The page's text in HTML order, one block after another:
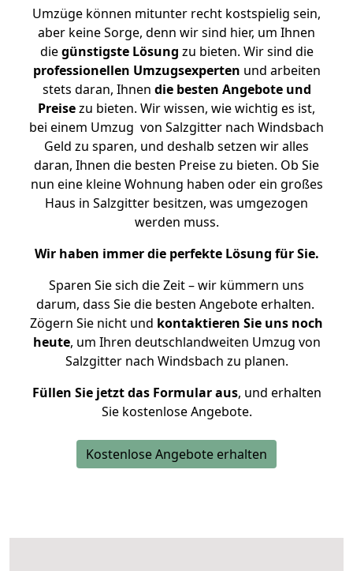
Umzüge können mitunter recht kostspielig sein,
aber keine Sorge, denn wir sind hier, um Ihnen
diegünstigste Lösung zu bieten. Wir sind die
professionellen Umzugsexperten und arbeiten
stets daran, Ihnen die besten Angebote und
Preisezu bieten. Wir wissen, wie wichtig es ist,
bei einem Umzug von Salzgitter nach Windsbach
Geld zu sparen, und deshalb setzen wir alles
daran, Ihnen die besten Preise zu bieten. Ob Sie
nun eine kleine Wohnung haben oder ein großes
Haus in Salzgitter besitzen, was umgezogen
werden muss.
Wir haben immer die perfekte Lösung für Sie.
Sparen Sie sich die Zeit – wir kümmern uns
darum, dass Sie die besten Angebote erhalten.
Zögern Sie nicht und kontaktieren Sie uns noch
heute, um Ihren deutschlandweiten Umzug von
Salzgitter nach Windsbach zu planen.
Füllen Sie jetzt das Formular aus, und erhalten
Sie kostenlose Angebote.
Kostenlose Angebote erhalten